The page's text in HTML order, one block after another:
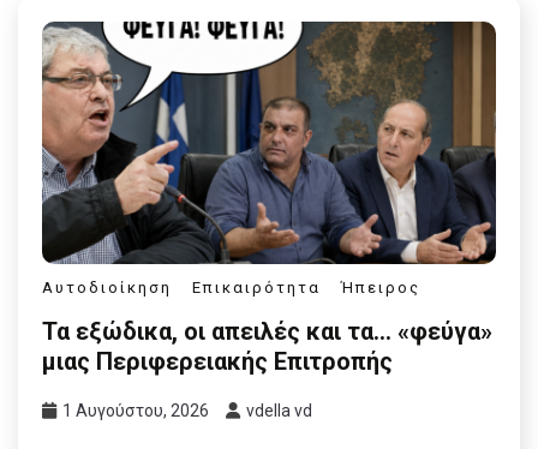
Αυτοδιοίκηση Επικαιρότητα Ήπειρος
Τα εξώδικα, οι απειλές και τα… «φεύγα»
μιας Περιφερειακής Επιτροπής
1 Αυγούστου, 2026 vdella vd